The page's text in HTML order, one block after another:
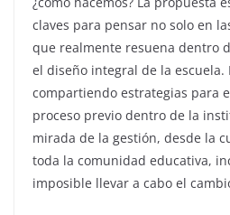
claves para pensar no solo en
que realmente resuena dentro
el diseño integral de la
compartiendo estrategias para
proceso previo dentro de la
mirada de la gestión, desde la
toda la comunidad educativa,
imposible llevar a cabo el